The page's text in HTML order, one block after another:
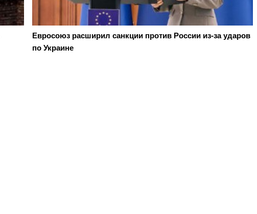
Евросоюз расширил санкции против России из-за ударов
по Украине